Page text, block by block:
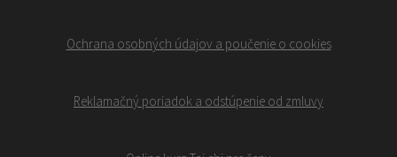
Ochrana osobných údajov a poučenie o cookies
Reklamačný poriadok a odstúpenie od zmluvy